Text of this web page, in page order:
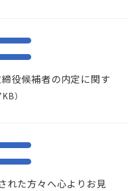
役候補者の内定に関す
）
れた方々へ心よりお見